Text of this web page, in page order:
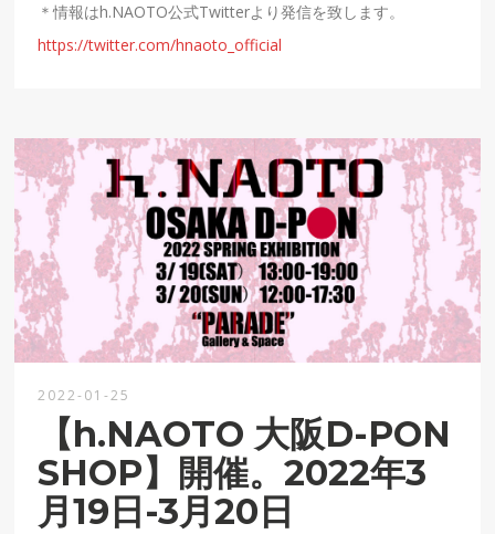
＊情報はh.NAOTO公式Twitterより発信を致します。
https://twitter.com/hnaoto_official
2022-01-25
【h.NAOTO 大阪D-PON
SHOP】開催。2022年3
月19日-3月20日